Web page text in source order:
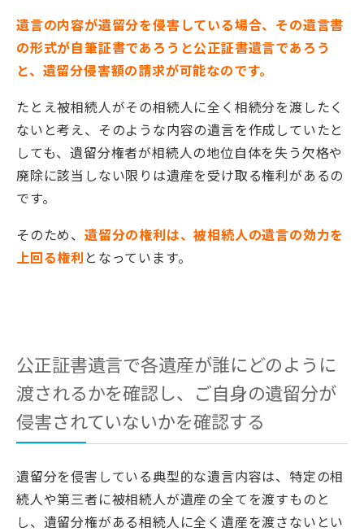
遺言の内容が遺留分を侵害している場合、その遺言書
の形式が自筆証書であろうと公正証書遺言であろう
と、遺留分侵害額の請求が可能なのです。
たとえ被相続人がその相続人に全く相続分を渡したく
ないと考え、そのような内容の遺言を作成していたと
しても、遺留分権者が相続人の地位自体を失う欠格や
廃除に該当しない限りは遺産を受け取る権利があるの
です。
そのため、 遺留分の権利は、被相続人の遺言の効力を
上回る権利 となっています。
公正証書遺言で各遺産が誰にどのように
渡されるかを確認し、ご自身の遺留分が
侵害されていないかを確認する
遺留分を侵害している典型的な遺言内容は、特定の相
続人や第三者に被相続人が遺産の全てを渡すものと
し、遺留分権がある相続人に全く遺産を渡さないとい